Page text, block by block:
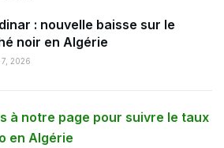
: nouvelle baisse sur le
noir en Algérie
2026
à notre page pour suivre le taux
en Algérie